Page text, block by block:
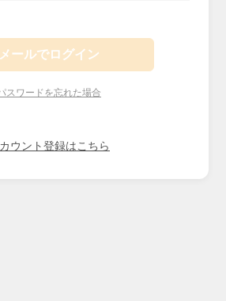
メールでログイン
スワードを忘れた場合
ウント登録はこちら